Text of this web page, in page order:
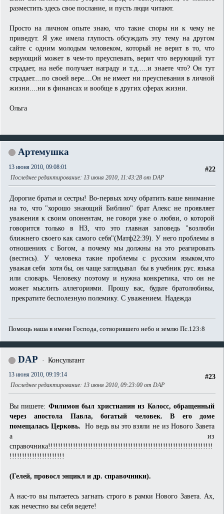
разместить здесь свое послание, и пусть люди читают.
Просто на личном опыте знаю, что такие споры ни к чему не
приведут. Я уже имела глупость обсуждать эту тему на другом
сайте с одним молодым человеком, который не верит в то, что
верующий может в чем-то преуспевать, верит что верующий тут
страдает, на небе получает награду и т.д.....и знаете что? Он тут
страдает....по своей вере....Он не имеет ни преуспевания в личной
жизни....ни в финансах и вообще в других сферах жизни.
Ольга
Артемушка
#22
13 июня 2010, 09:08:01
Последнее редактирование: 13 июня 2010, 11:43:28 от DAP
Дорогие братья и сестры! Во-первых хочу обратить ваше внимание
на то, что "хорошо знающий Библию" брат Алекс не проявляет
уважения к своим опонентам, не говоря уже о любви, о которой
говорится только в НЗ, что это главная заповедь "возлюби
ближнего своего как самого себя"(Матф22:39). У него проблемы в
отношениях с Богом, а почему мы должны на это реагировать
(вестись). У человека такие проблемы с русским языком,что
уважая себя хотя бы, он чаще заглядывал бы в учебник рус. языка
или словарь. Человеку поэтому и нужна конкретика, что он не
может мыслить аллегориями. Прошу вас, будьте братолюбивы,
прекратите бесполезную полемику. С уважением. Надежда
Помощь наша в имени Господа, сотворившего небо и землю Пс.123:8
DAP Консультант
#23
13 июня 2010, 09:19:14
Последнее редактирование: 13 июня 2010, 09:23:00 от DAP
Вы пишете: Филимон был христианин из Колосс, обращенный
через апостола Павла, богатый человек. В его доме
помещалась Церковь.
Но ведь вы это взяли не из Нового Завета
а из
справочника!!!!!!!!!!!!!!!!!!!!!!!!!!!!!!!!!!!!!!!!!!!!!!!!!!!!!!!!!!!!!!!!!!
!!!!!!!!!!!!!!!!!!!!!!
(Гелей, провосл энцикл и др. справочники).
А нас-то вы пытаетесь загнать строго в рамки Нового Завета. Ах,
как нечестно вы себя ведете!